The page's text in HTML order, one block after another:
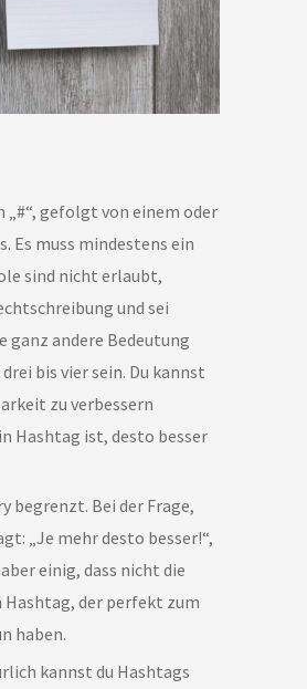
gefolgt von einem oder
Es muss mindestens ein
sind nicht erlaubt,
und sei
ganz andere Bedeutung
bis vier sein. Du kannst
zu verbessern
Hashtag ist, desto besser
begrenzt. Bei der Frage,
„Je mehr desto besser!“,
einig, dass nicht die
Hashtag, der perfekt zum
haben.
kannst du Hashtags